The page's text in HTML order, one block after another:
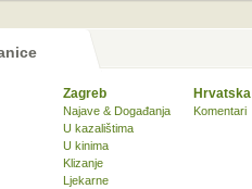
Zagreb
Najave & Događanja
U kazalištima
U kinima
Klizanje
Ljekarne
Hrvatska
Komentari